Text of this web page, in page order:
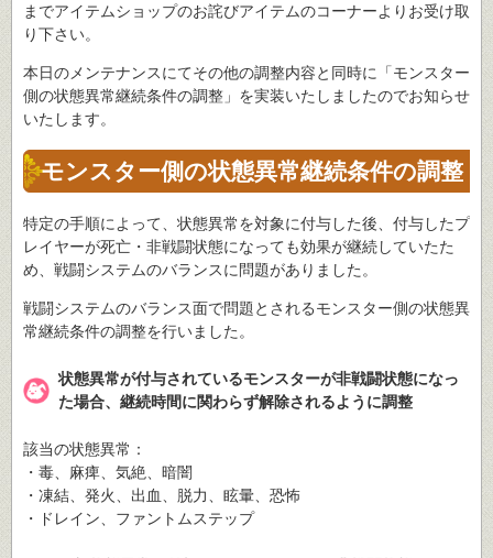
までアイテムショップのお詫びアイテムのコーナーよりお受け取
り下さい。
本日のメンテナンスにてその他の調整内容と同時に「モンスター
側の状態異常継続条件の調整」を実装いたしましたのでお知らせ
いたします。
モンスター側の状態異常継続条件の調整
特定の手順によって、状態異常を対象に付与した後、付与したプ
レイヤーが死亡・非戦闘状態になっても効果が継続していたた
め、戦闘システムのバランスに問題がありました。
戦闘システムのバランス面で問題とされるモンスター側の状態異
常継続条件の調整を行いました。
状態異常が付与されているモンスターが非戦闘状態になっ
た場合、継続時間に関わらず解除されるように調整
該当の状態異常：
・毒、麻痺、気絶、暗闇
・凍結、発火、出血、脱力、眩暈、恐怖
・ドレイン、ファントムステップ